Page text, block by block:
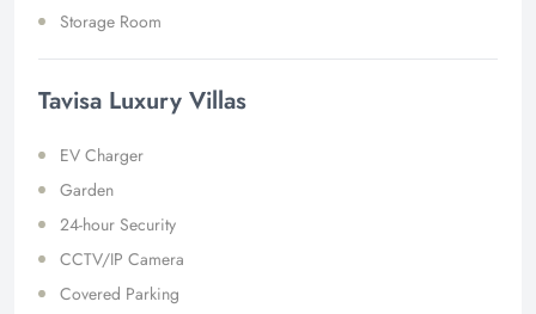
Storage Room
Tavisa Luxury Villas
EV Charger
Garden
24-hour Security
CCTV/IP Camera
Covered Parking